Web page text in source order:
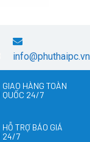
info@phuthaipc.vn
GIAO HÀNG TOÀN
QUỐC 24/7
HỖ TRỢ BÁO GIÁ
24/7